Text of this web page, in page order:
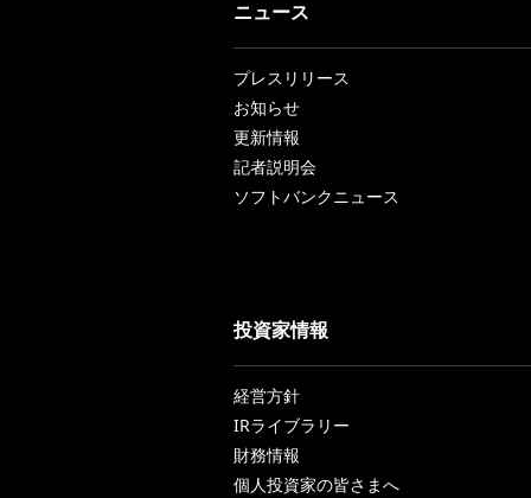
ニュース
プレスリリース
お知らせ
更新情報
記者説明会
ソフトバンクニュース
投資家情報
経営方針
IRライブラリー
財務情報
個人投資家の皆さまへ